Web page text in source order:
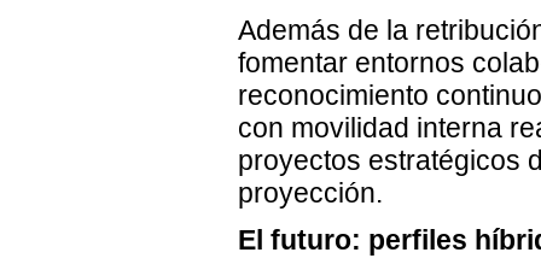
Además de la
fomentar entornos
reconocimiento
con movilidad interna
proyectos estratégicos
proyección.
El futuro: perfiles